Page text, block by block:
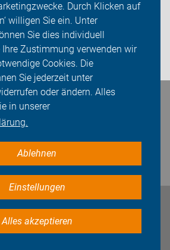
Durch Klicken auf
willigen Sie ein. Unter
Sie dies individuell
Ihre Zustimmung verwenden wir
Cookies. Die
Sie jederzeit unter
oder ändern. Alles
in unserer
Ablehnen
Einstellungen
Alles akzeptieren